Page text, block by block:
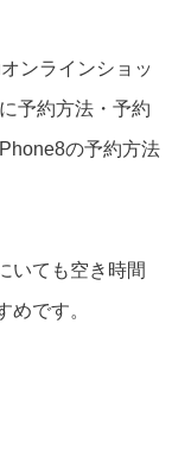
ンラインショッ
予約方法・予約
の予約方法
いても空き時間
めです。